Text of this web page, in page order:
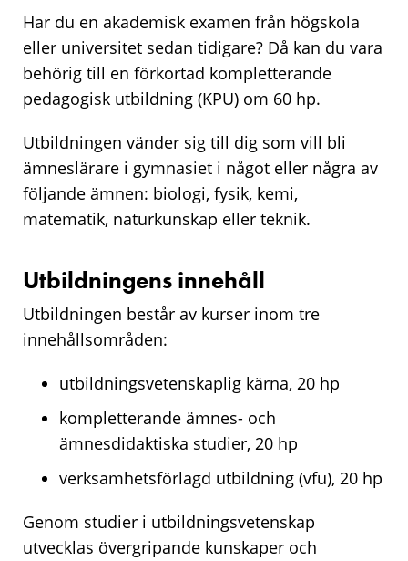
Har du en akademisk examen från högskola
eller universitet sedan tidigare? Då kan du vara
behörig till en förkortad kompletterande
pedagogisk utbildning (KPU) om 60 hp.
Utbildningen vänder sig till dig som vill bli
ämneslärare i gymnasiet i något eller några av
följande ämnen: biologi, fysik, kemi,
matematik, naturkunskap eller teknik.
Utbildningens innehåll
Utbildningen består av kurser inom tre
innehållsområden:
utbildningsvetenskaplig kärna, 20 hp
kompletterande ämnes- och
ämnesdidaktiska studier, 20 hp
verksamhetsförlagd utbildning (vfu), 20 hp
Genom studier i utbildningsvetenskap
utvecklas övergripande kunskaper och